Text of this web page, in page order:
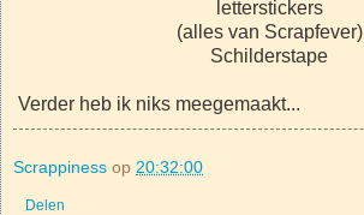
letterstickers
(alles van Scrapfever)
Schilderstape
Verder heb ik niks meegemaakt...
Scrappiness op 20:32:00
Delen